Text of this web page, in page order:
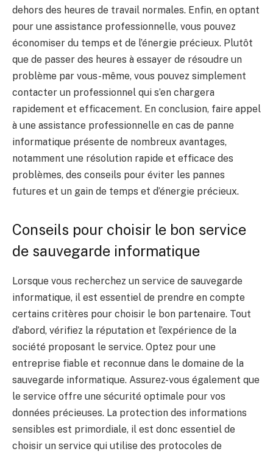
dehors des heures de travail normales. Enfin, en optant
pour une assistance professionnelle, vous pouvez
économiser du temps et de l’énergie précieux. Plutôt
que de passer des heures à essayer de résoudre un
problème par vous-même, vous pouvez simplement
contacter un professionnel qui s’en chargera
rapidement et efficacement. En conclusion, faire appel
à une assistance professionnelle en cas de panne
informatique présente de nombreux avantages,
notamment une résolution rapide et efficace des
problèmes, des conseils pour éviter les pannes
futures et un gain de temps et d’énergie précieux.
Conseils pour choisir le bon service
de sauvegarde informatique
Lorsque vous recherchez un service de sauvegarde
informatique, il est essentiel de prendre en compte
certains critères pour choisir le bon partenaire. Tout
d’abord, vérifiez la réputation et l’expérience de la
société proposant le service. Optez pour une
entreprise fiable et reconnue dans le domaine de la
sauvegarde informatique. Assurez-vous également que
le service offre une sécurité optimale pour vos
données précieuses. La protection des informations
sensibles est primordiale, il est donc essentiel de
choisir un service qui utilise des protocoles de